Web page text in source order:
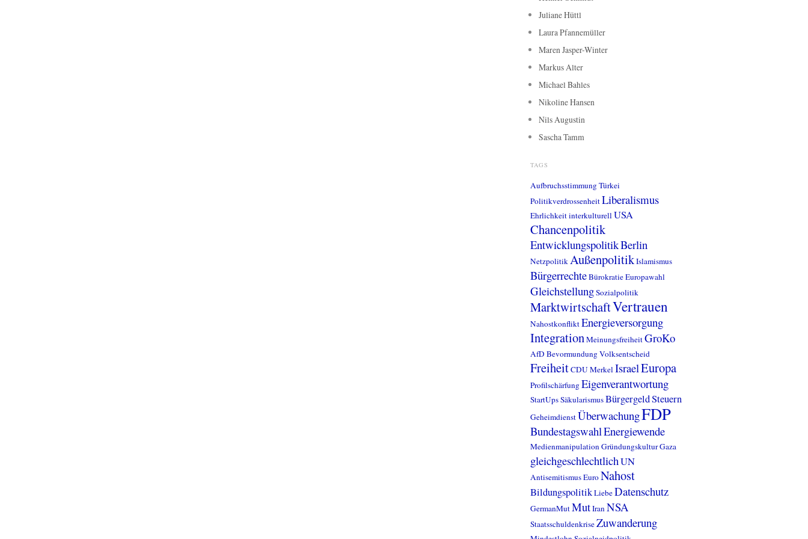
Juliane Hüttl
Laura Pfannemüller
Maren Jasper-Winter
Markus Alter
Michael Bahles
Nikoline Hansen
Nils Augustin
Sascha Tamm
TAGS
AufbruchsstimmungTürkei
PolitikverdrossenheitLiberalismus
EhrlichkeitinterkulturellUSA
Chancenpolitik
EntwicklungspolitikBerlin
NetzpolitikAußenpolitikIslamismus
BürgerrechteBürokratieEuropawahl
GleichstellungSozialpolitik
MarktwirtschaftVertrauen
NahostkonfliktEnergieversorgung
IntegrationMeinungsfreiheitGroKo
AfD BevormundungVolksentscheid
FreiheitCDUMerkelIsraelEuropa
ProfilschärfungEigenverantwortung
StartUpsSäkularismusBürgergeldSteuern
GeheimdienstÜberwachungFDP
BundestagswahlEnergiewende
MedienmanipulationGründungskulturGaza
gleichgeschlechtlichUN
AntisemitismusEuroNahost
BildungspolitikLiebeDatenschutz
GermanMutMutIranNSA
StaatsschuldenkriseZuwanderung